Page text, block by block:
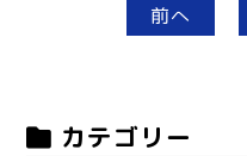
前へ
カテゴリー